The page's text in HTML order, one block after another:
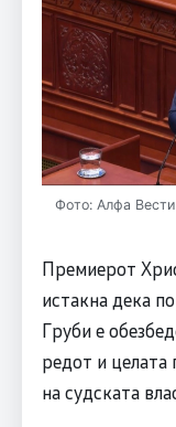
Фото: Алфа Вести
Премиерот
истакна дека
Груби е
редот и целата
на судската